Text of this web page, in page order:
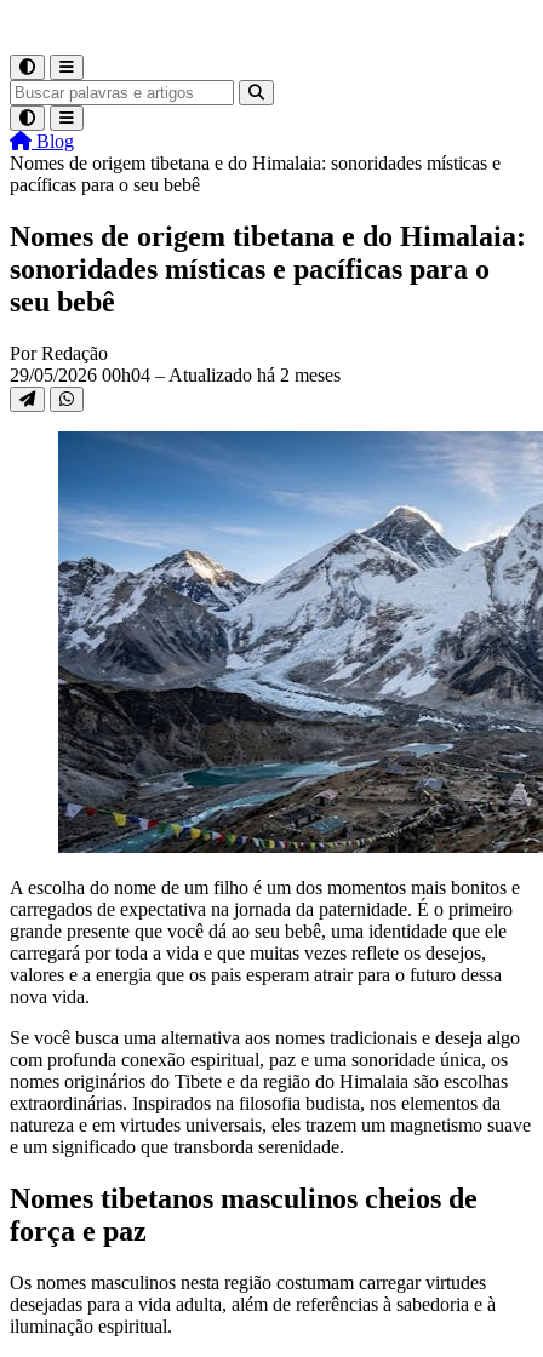
Blog
Nomes de origem tibetana e do Himalaia: sonoridades místicas e
pacíficas para o seu bebê
Nomes de origem tibetana e do Himalaia:
sonoridades místicas e pacíficas para o
seu bebê
Por Redação
29/05/2026 00h04 – Atualizado há 2 meses
A escolha do nome de um filho é um dos momentos mais bonitos e
carregados de expectativa na jornada da paternidade. É o primeiro
grande presente que você dá ao seu bebê, uma identidade que ele
carregará por toda a vida e que muitas vezes reflete os desejos,
valores e a energia que os pais esperam atrair para o futuro dessa
nova vida.
Se você busca uma alternativa aos nomes tradicionais e deseja algo
com profunda conexão espiritual, paz e uma sonoridade única, os
nomes originários do Tibete e da região do Himalaia são escolhas
extraordinárias. Inspirados na filosofia budista, nos elementos da
natureza e em virtudes universais, eles trazem um magnetismo suave
e um significado que transborda serenidade.
Nomes tibetanos masculinos cheios de
força e paz
Os nomes masculinos nesta região costumam carregar virtudes
desejadas para a vida adulta, além de referências à sabedoria e à
iluminação espiritual.